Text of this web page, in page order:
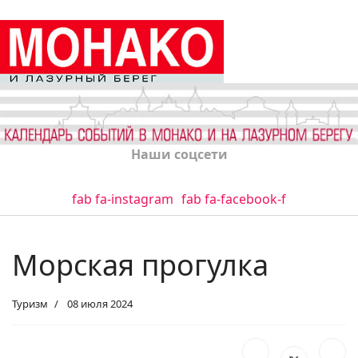
Наши соцсети
fab fa-instagram fab fa-facebook-f
Морская прогулка
Туризм 08 июля 2024